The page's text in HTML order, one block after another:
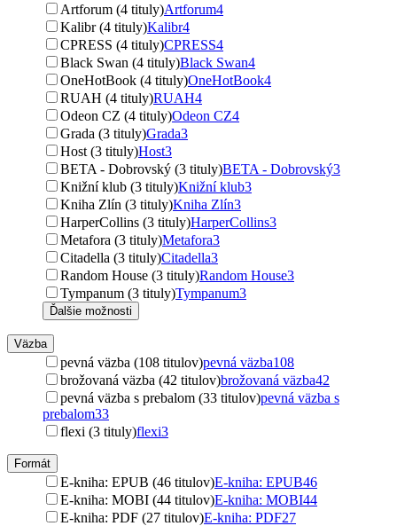
Artforum (4 tituly)Artforum4
Kalibr (4 tituly)Kalibr4
CPRESS (4 tituly)CPRESS4
Black Swan (4 tituly)Black Swan4
OneHotBook (4 tituly)OneHotBook4
RUAH (4 tituly)RUAH4
Odeon CZ (4 tituly)Odeon CZ4
Grada (3 tituly)Grada3
Host (3 tituly)Host3
BETA - Dobrovský (3 tituly)BETA - Dobrovský3
Knižní klub (3 tituly)Knižní klub3
Kniha Zlín (3 tituly)Kniha Zlín3
HarperCollins (3 tituly)HarperCollins3
Metafora (3 tituly)Metafora3
Citadella (3 tituly)Citadella3
Random House (3 tituly)Random House3
Tympanum (3 tituly)Tympanum3
Ďalšie možnosti
Väzba
pevná väzba (108 titulov)pevná väzba108
brožovaná väzba (42 titulov)brožovaná väzba42
pevná väzba s prebalom (33 titulov)pevná väzba s
prebalom33
flexi (3 tituly)flexi3
Formát
E-kniha: EPUB (46 titulov)E-kniha: EPUB46
E-kniha: MOBI (44 titulov)E-kniha: MOBI44
E-kniha: PDF (27 titulov)E-kniha: PDF27